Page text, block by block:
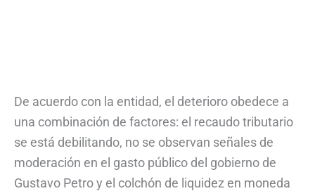
De acuerdo con la entidad, el deterioro obedece a
una combinación de factores: el recaudo tributario
se está debilitando, no se observan señales de
moderación en el gasto público del gobierno de
Gustavo Petro y el colchón de liquidez en moneda